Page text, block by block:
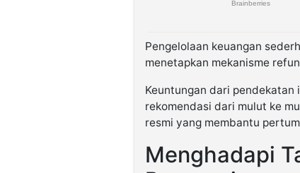
Pengelolaan keuangan
menetapkan mekanisme
Keuntungan dari
rekomendasi dari mulut ke
resmi yang membantu
Menghadapi